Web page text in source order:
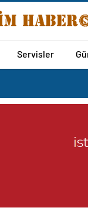
Servisler